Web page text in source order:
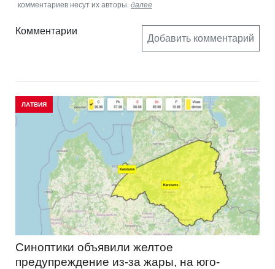
комментариев несут их авторы. далее
Комментарии
Добавить комментарий
ЛАТВИЯ
Синоптики объявили желтое
предупреждение из-за жары, на юго-